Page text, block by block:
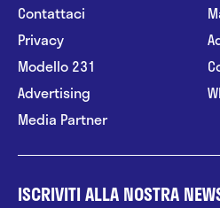
Contattaci
Privacy
Modello 231
Advertising
Media Partner
ISCRIVITI ALLA NOSTRA